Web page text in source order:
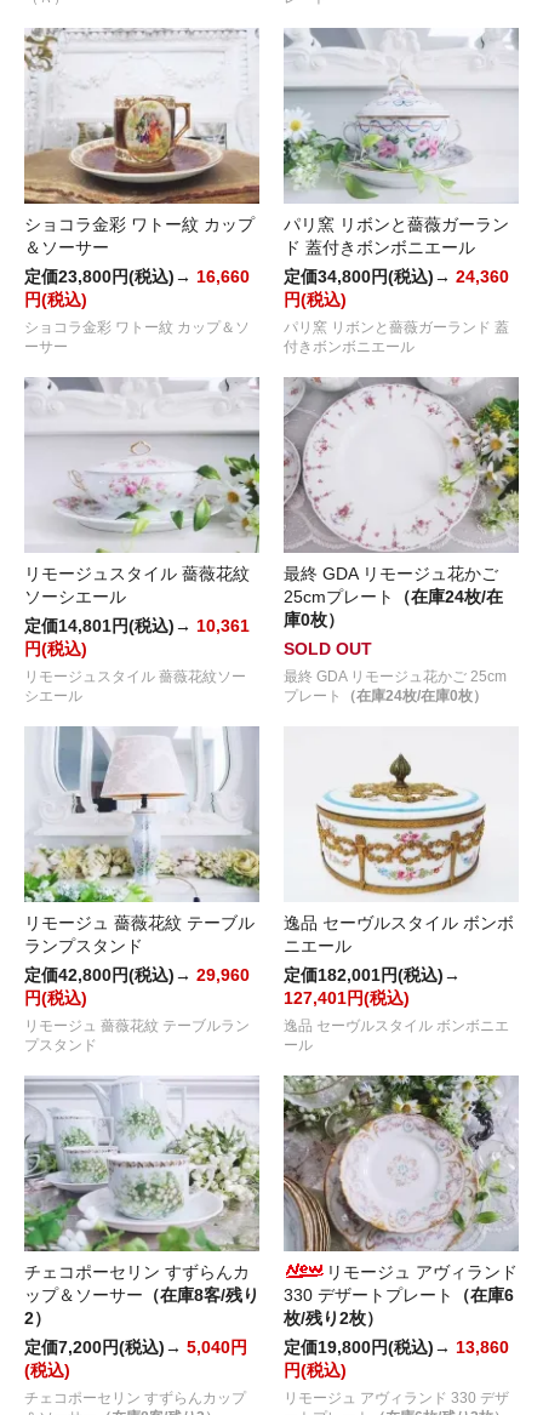
ショコラ金彩 ワトー紋 カップ
＆ソーサー
定価23,800円(税込)→ 16,660
円(税込)
ショコラ金彩 ワトー紋 カップ＆ソ
ーサー
パリ窯 リボンと薔薇ガーラン
ド 蓋付きボンボニエール
定価34,800円(税込)→ 24,360
円(税込)
パリ窯 リボンと薔薇ガーランド 蓋
付きボンボニエール
リモージュスタイル 薔薇花紋
ソーシエール
定価14,801円(税込)→ 10,361
円(税込)
リモージュスタイル 薔薇花紋ソー
シエール
最終 GDA リモージュ花かご
25cmプレート
（在庫24枚/在
庫0枚）
SOLD OUT
最終 GDA リモージュ花かご 25cm
プレート
（在庫24枚/在庫0枚）
リモージュ 薔薇花紋 テーブル
ランプスタンド
定価42,800円(税込)→ 29,960
円(税込)
リモージュ 薔薇花紋 テーブルラン
プスタンド
逸品 セーヴルスタイル ボンボ
ニエール
定価182,001円(税込)→
127,401円(税込)
逸品 セーヴルスタイル ボンボニエ
ール
チェコポーセリン すずらんカ
ップ＆ソーサー （在庫8客/残り
2）
定価7,200円(税込)→ 5,040円
(税込)
チェコポーセリン すずらんカップ
リモージュ アヴィランド
330 デザートプレート
（在庫6
枚/残り2枚）
定価19,800円(税込)→ 13,860
円(税込)
リモージュ アヴィランド 330 デザ